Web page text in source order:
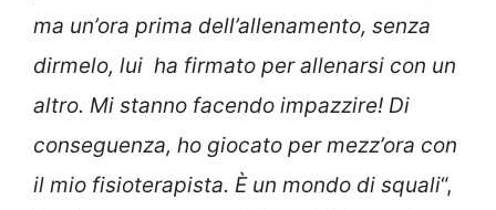
ma un’ora prima dell’allenamento, senza
dirmelo, lui ha firmato per allenarsi con un
altro. Mi stanno facendo impazzire! Di
conseguenza, ho giocato per mezz’ora con
il mio fisioterapista. È un mondo di squali“,